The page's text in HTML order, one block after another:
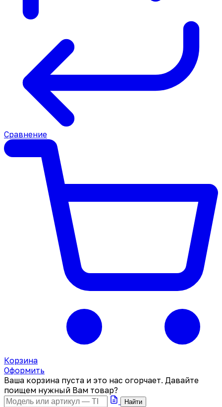
Сравнение
Корзина
Оформить
Ваша корзина пуста и это нас огорчает. Давайте
поищем нужный Вам товар?
Найти